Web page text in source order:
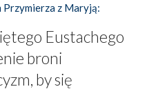
Przymierza z Maryją:
Eustachego
broni
by się